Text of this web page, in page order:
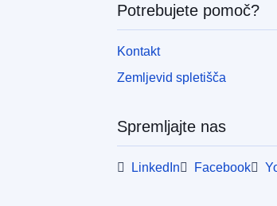
Potrebujete pomoč?
Kontakt
Zemljevid spletišča
Spremljajte nas
LinkedIn Facebook